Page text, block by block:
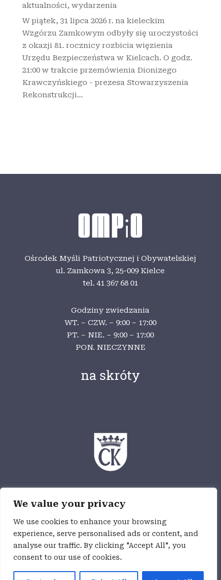
We value your privacy
We use cookies to enhance your browsing
experience, serve personalised ads or content, and
analyse our traffic. By clicking "Accept All", you
consent to our use of cookies.
aktualności, wydarzenia
W piątek, 31 lipca 2026 r. na kieleckim
Wzgórzu Zamkowym odbyły się uroczystości
z okazji 81. rocznicy rozbicia więzienia
Urzędu Bezpieczeństwa w Kielcach. O godz.
21:00 w trakcie przemówienia Dionizego
Krawczyńskiego - prezesa Stowarzyszenia
Rekonstrukcji...
Ośrodek Myśli Patriotycznej i Obywatelskiej
ul. Zamkowa 3,25-009 Kielce
tel. 41 367 68 01
Godziny zwiedzania
WT. – CZW. – 9:00 – 17:00
PT. – NIE. – 9:00 – 17:00
PON. NIECZYNNE
na skróty
jest częścią Wzgórza Zamkowego,
jednostki budżetowej Miasta Kielce
Deklaracja dostępności